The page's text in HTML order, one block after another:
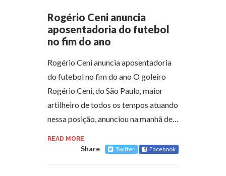
Rogério Ceni anuncia
aposentadoria do futebol
no fim do ano
Rogério Ceni anuncia aposentadoria
do futebol no fim do ano O goleiro
Rogério Ceni, do São Paulo, maior
artilheiro de todos os tempos atuando
nessa posição, anunciou na manhã de…
READ MORE
Share Twitter Facebook